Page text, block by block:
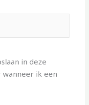
in deze
ik een